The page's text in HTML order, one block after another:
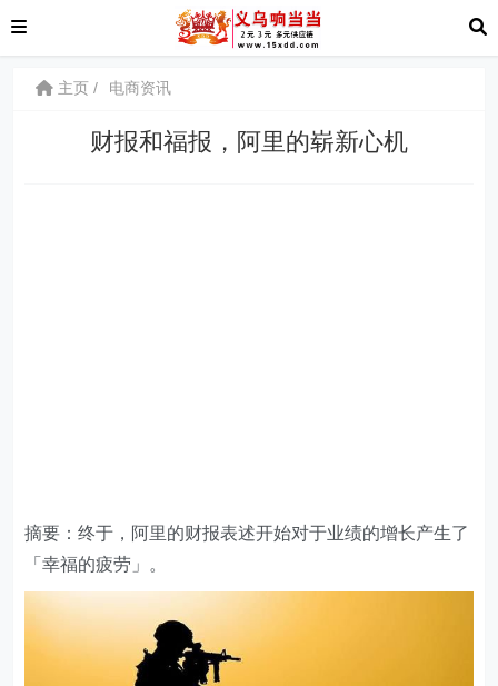
主页 电商资讯
财报和福报，阿里的崭新心机
摘要：终于，阿里的财报表述开始对于业绩的增长产生了
「幸福的疲劳」。